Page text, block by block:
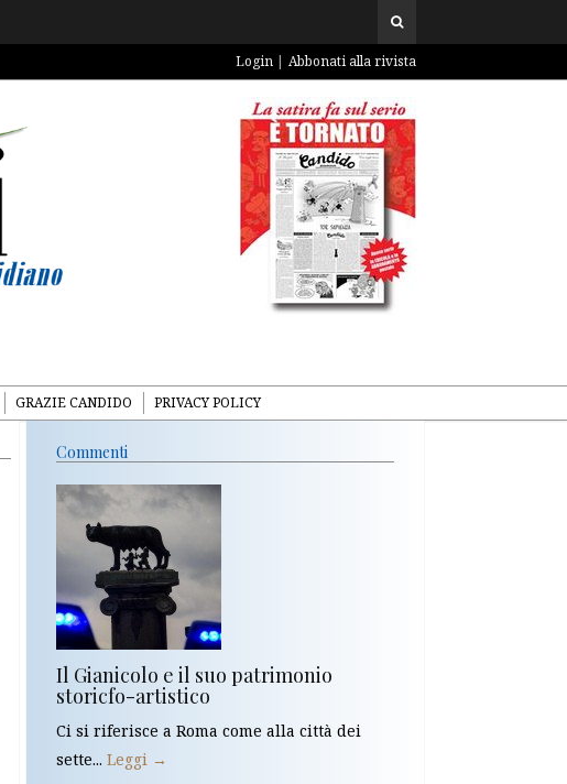
Login Abbonati alla rivista
GRAZIE CANDIDO PRIVACY POLICY
Commenti
Il Gianicolo e il suo patrimonio
storicfo-artistico
Ci si riferisce a Roma come alla città dei
sette... Leggi →